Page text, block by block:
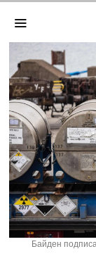
Байден